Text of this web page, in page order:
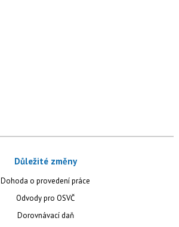
Důležité změny
Dohoda o provedení práce
Odvody pro OSVČ
Dorovnávací daň